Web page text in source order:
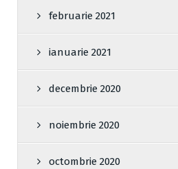
februarie 2021
ianuarie 2021
decembrie 2020
noiembrie 2020
octombrie 2020